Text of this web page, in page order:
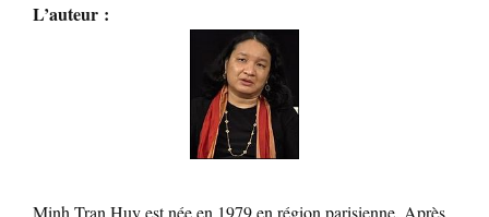
L’auteur :
Minh Tran Huy est née en 1979 en région parisienne. Après